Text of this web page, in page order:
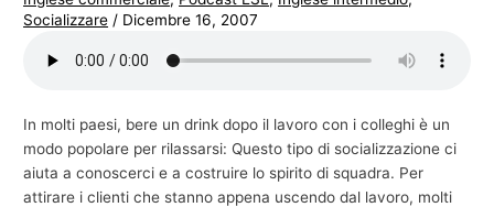
Socializzare / Dicembre 16, 2007
In molti paesi, bere un drink dopo il lavoro con i colleghi è un
modo popolare per rilassarsi: Questo tipo di socializzazione ci
aiuta a conoscerci e a costruire lo spirito di squadra. Per
attirare i clienti che stanno appena uscendo dal lavoro, molti